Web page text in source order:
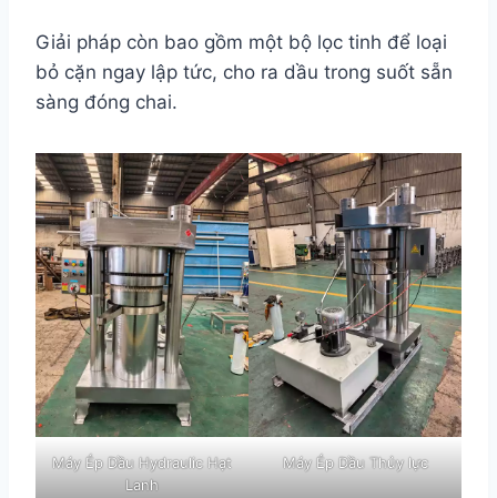
Giải pháp còn bao gồm một bộ lọc tinh để loại
bỏ cặn ngay lập tức, cho ra dầu trong suốt sẵn
sàng đóng chai.
Máy Ép Dầu Hydraulic Hạt
Lanh
Máy Ép Dầu Thủy lực